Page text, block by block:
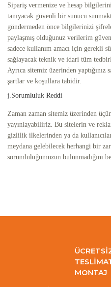
Sipariş vermenize ve hesap
tanıyacak güvenli bir sunucu
göndermeden önce bilgilerinizi
paylaşmış olduğunuz verilerim
sadece kullanım amacı için gerekli
sağlayacak teknik ve idari tüm
Ayrıca sitemiz üzerinden yaptığınız
şartlar ve koşullara tabidir.
j.Sorumluluk Reddi
Zaman zaman sitemiz üzerinden
yayınlayabiliriz. Bu sitelerin ve
gizlilik ilkelerinden ya da
meydana gelebilecek herhangi bir
sorumluluğumuzun bulunmadığını
MONTAJ